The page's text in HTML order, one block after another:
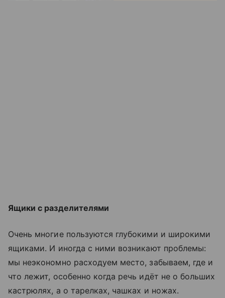
Ящики с разделителями
Очень многие пользуются глубокими и широкими
ящиками. И иногда с ними возникают проблемы:
мы неэкономно расходуем место, забываем, где и
что лежит, особенно когда речь идёт не о больших
кастрюлях, а о тарелках, чашках и ножах.